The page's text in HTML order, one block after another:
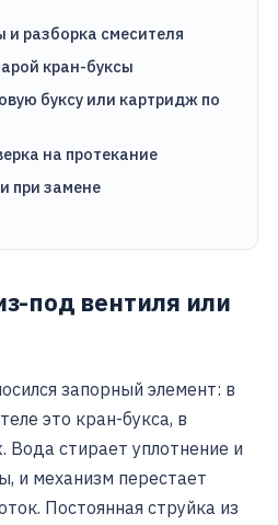
и разборка смесителя
кран-буксы
буксу или картридж по
на протекание
при замене
под вентиля или
запорный элемент: в
это кран-букса, в
стирает уплотнение и
и механизм перестает
Постоянная струйка из